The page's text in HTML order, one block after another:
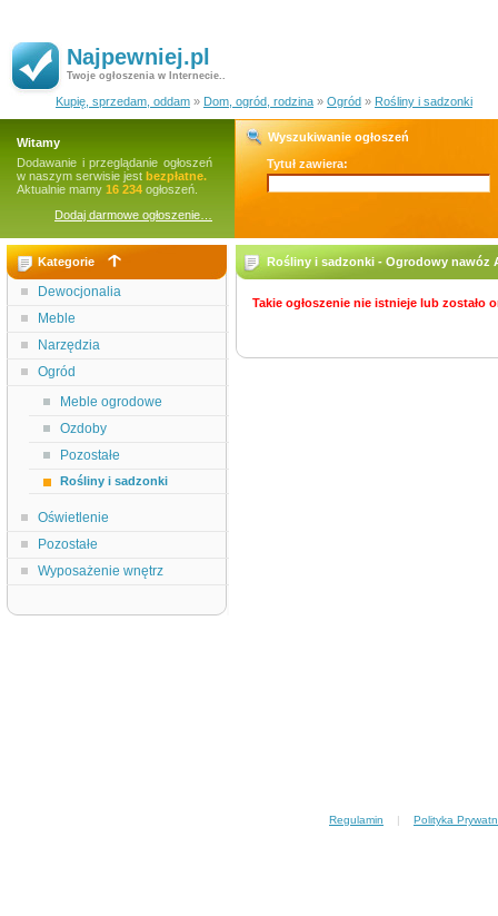
Najpewniej.pl
Twoje ogłoszenia w Internecie..
Kupię, sprzedam, oddam » Dom, ogród, rodzina » Ogród » Rośliny i sadzonki
Witamy
Dodawanie i przeglądanie ogłoszeń
w naszym serwisie jest bezpłatne.
Aktualnie mamy 16 234 ogłoszeń.
Dodaj darmowe ogłoszenie…
Wyszukiwanie ogłoszeń
Tytuł zawiera:
Kategorie
Dewocjonalia
Meble
Narzędzia
Ogród
Meble ogrodowe
Ozdoby
Pozostałe
Rośliny i sadzonki
Oświetlenie
Pozostałe
Wyposażenie wnętrz
Rośliny i sadzonki - Ogrodowy nawóz
Takie ogłoszenie nie istnieje lub zostało
Regulamin | Polityka